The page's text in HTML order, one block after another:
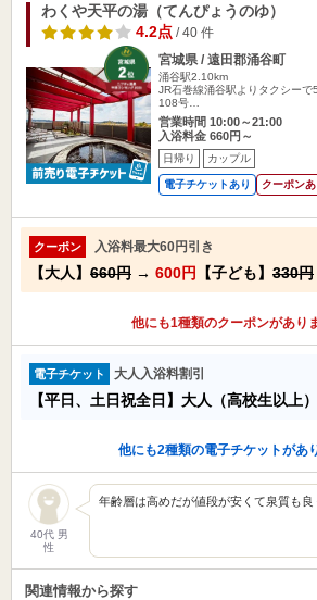
わくや天平の湯（てんぴょうのゆ）
4.2点/ 40 件
宮城県 / 遠田郡涌谷町
涌谷駅2.10km
JR石巻線涌谷駅よりタクシー
108号…
営業時間 10:00～21:00
入浴料金 660円～
日帰り カップル
電子チケットあり クーポンあ
クーポン 入浴料最大60円引き
【大人】 660円 → 600円 【子ども】 330円
他にも1種類のクーポンがあり
電子チケット 大人入浴料割引
【平日、土日祝全日】大人（高校生以上）
他にも2種類の電子チケットがあ
40代 男
性
年齢層は高めだが値段が安くて泉質も良
関連情報から探す